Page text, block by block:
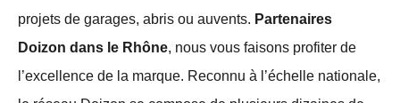
projets de garages, abris ou auvents. Partenaires
Doizon dans le Rhône, nous vous faisons profiter de
l’excellence de la marque. Reconnu à l’échelle nationale,